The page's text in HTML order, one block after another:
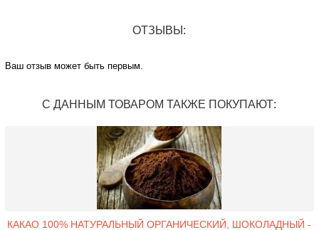
ОТЗЫВЫ:
Ваш отзыв может быть первым.
С ДАННЫМ ТОВАРОМ ТАКЖЕ ПОКУПАЮТ:
КАКАО 100% НАТУРАЛЬНЫЙ ОРГАНИЧЕСКИЙ, ШОКОЛАДНЫЙ -